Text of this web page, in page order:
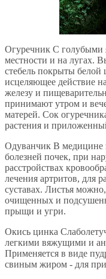
Огуречник С голубыми
местности и на лугах.
стебель покрыты
исцеляющее действие
железу и
принимают утром и
матерей. Сок
растения и
Одуванчик В медицине
болезней почек, при
расстройствах
лечения артритов, для
суставах. Листья
очищенных и
прыщи и угри.
Окись цинка
легкими вяжущими и
Применяется в виде
свиным жиром - для